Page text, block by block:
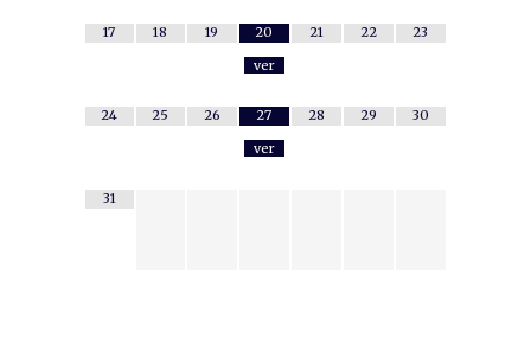
17 18 19
20
ver
21 22 23
24 25 26
27
ver
28 29 30
31